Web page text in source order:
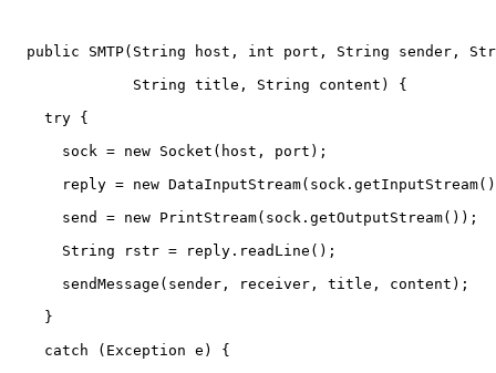
public SMTP(String host, int port, String sender,
    try {
      sock = new Socket(host, port);
reply = new
      send = new PrintStream(sock.getOutputStream());
      String rstr = reply.readLine();
      sendMessage(sender, receiver, title, content);
    }
    catch (Exception e) {